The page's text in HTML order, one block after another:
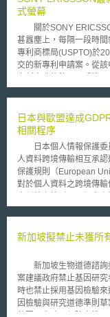
式螢幕
關於SONY
甚囂塵上，每隔一段時
專利商標局(USPTO)於
交的新專利申請案。從該
置，其包含全觸控式顯
以及切換多種功能。特
回饋的實體按鍵便可以被
幕以及透過軟體設定功
置只能為PSP手機。因此
機或行動網路瀏覽器等。 在這篇專利申請案中的構想與蘋果的iPhone
相當類似，除了額外的
日本與歐盟達成
相關程序
日本個人情報保護委
人資料跨境傳輸相互承
保護規則（European
對於個人資料之跨境傳輸
由企業自主採行符合規
標準，為適足性認定制度
針，以取得相互認定承
表，將日本列為適足性
2016年4月自2018年5月
個人資料保護法，新導
新加坡擬禁止未獲所
新加坡生物道德諮詢
案建議政府禁止基因研
時也禁止採用基因檢驗
因檢驗與研究道德準則